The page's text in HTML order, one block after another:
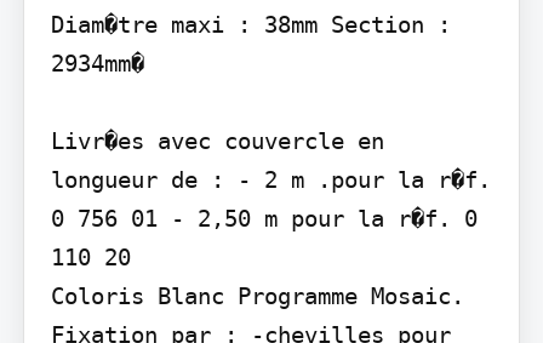
Diam�tre maxi : 38mm Section :
2934mm�
Livr�es avec couvercle en
longueur de : - 2 m .pour la r�f.
0 756 01 - 2,50 m pour la r�f. 0
110 20
Coloris Blanc Programme Mosaic.
Fixation par : -chevilles pour